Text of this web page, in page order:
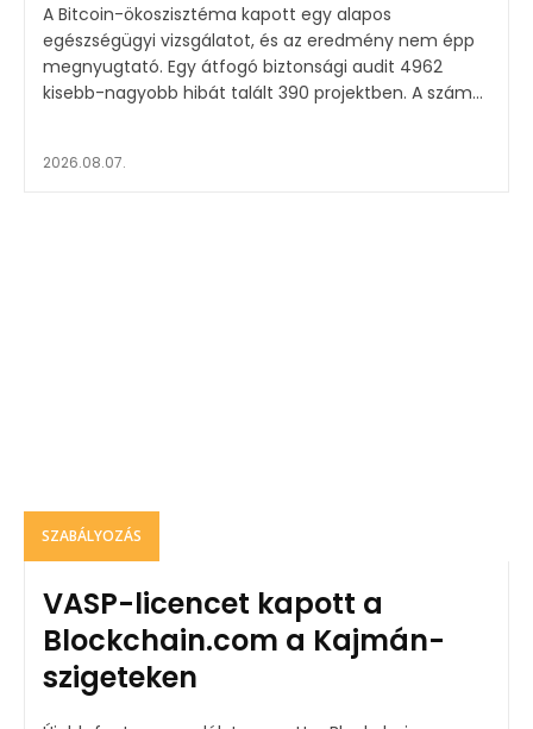
A Bitcoin-ökoszisztéma kapott egy alapos
egészségügyi vizsgálatot, és az eredmény nem épp
megnyugtató. Egy átfogó biztonsági audit 4962
kisebb-nagyobb hibát talált 390 projektben. A szám...
2026.08.07.
SZABÁLYOZÁS
VASP-licencet kapott a
Blockchain.com a Kajmán-
szigeteken